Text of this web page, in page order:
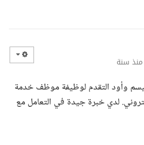
منذ سنة
وأود التقدم لوظيفة موظف خدمة
لدي خبرة جيدة في التعامل مع